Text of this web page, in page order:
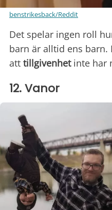
benstrikesback/Reddit
Det spelar ingen roll
barn är alltid ens
att tillgivenhetinte har
12. Vanor